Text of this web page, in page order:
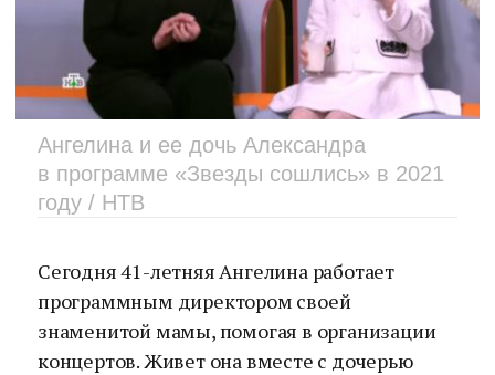
Ангелина и ее дочь Александра
в программе «Звезды сошлись» в 2021
году / НТВ
Сегодня 41-летняя Ангелина работает
программным директором своей
знаменитой мамы, помогая в организации
концертов. Живет она вместе с дочерью